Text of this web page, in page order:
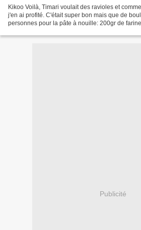
Kikoo Voilà, Timari voulait des ravioles et
j'en ai profité. C'était super bon mais que de
personnes pour la pâte à nouille: 200gr de
Publicité